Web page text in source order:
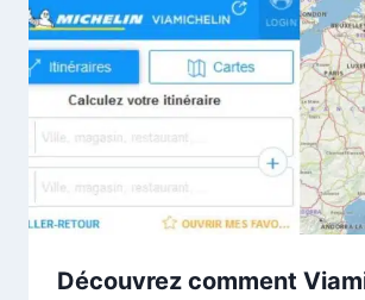
Découvrez comment